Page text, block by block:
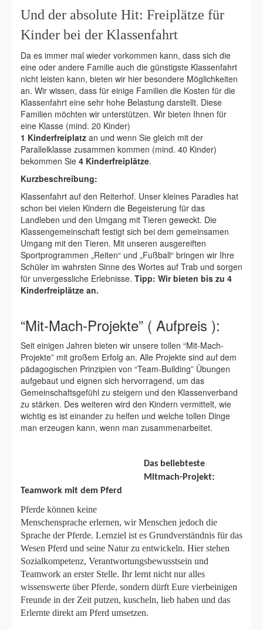
Und der absolute Hit: Freiplätze für
Kinder bei der Klassenfahrt
Da es immer mal wieder vorkommen kann, dass sich die
eine oder andere Familie auch die günstigste Klassenfahrt
nicht leisten kann, bieten wir hier besondere Möglichkeiten
an. Wir wissen, dass für einige Familien die Kosten für die
Klassenfahrt eine sehr hohe Belastung darstellt. Diese
Familien möchten wir unterstützen. Wir bieten Ihnen für
eine Klasse (mind. 20 Kinder)
1 Kinderfreiplatz an und wenn Sie gleich mit der
Parallelklasse zusammen kommen (mind. 40 Kinder)
bekommen Sie 4 Kinderfreiplätze.
Kurzbeschreibung:
Klassenfahrt auf den Reiterhof. Unser kleines Paradies hat
schon bei vielen Kindern die Begeisterung für das
Landleben und den Umgang mit Tieren geweckt. Die
Klassengemeinschaft festigt sich bei dem gemeinsamen
Umgang mit den Tieren. Mit unseren ausgereiften
Sportprogrammen „Reiten“ und „Fußball“ bringen wir Ihre
Schüler im wahrsten Sinne des Wortes auf Trab und sorgen
für unvergessliche Erlebnisse. Tipp: Wir bieten bis zu 4
Kinderfreiplätze an.
“Mit-Mach-Projekte” ( Aufpreis ):
Seit einigen Jahren bieten wir unsere tollen “Mit-Mach-
Projekte” mit großem Erfolg an. Alle Projekte sind auf dem
pädagogischen Prinzipien von “Team-Building” Übungen
aufgebaut und eignen sich hervorragend, um das
Gemeinschaftsgefühl zu steigern und den Klassenverband
zu stärken. Des weiteren wird den Kindern vermittelt, wie
wichtig es ist einander zu helfen und welche tollen Dinge
man erzeugen kann, wenn man zusammenarbeitet.
Das beliebteste
Mitmach-Projekt:
Teamwork mit dem Pferd
Pferde können keine
Menschensprache erlernen, wir Menschen jedoch die
Sprache der Pferde. Lernziel ist es Grundverständnis für das
Wesen Pferd und seine Natur zu entwickeln. Hier stehen
Sozialkompetenz, Verantwortungsbewusstsein und
Teamwork an erster Stelle. Ihr lernt nicht nur alles
wissenswerte über Pferde, sondern dürft Eure vierbeinigen
Freunde in der Zeit putzen, kuscheln, lieb haben und das
Erlernte direkt am Pferd umsetzen.